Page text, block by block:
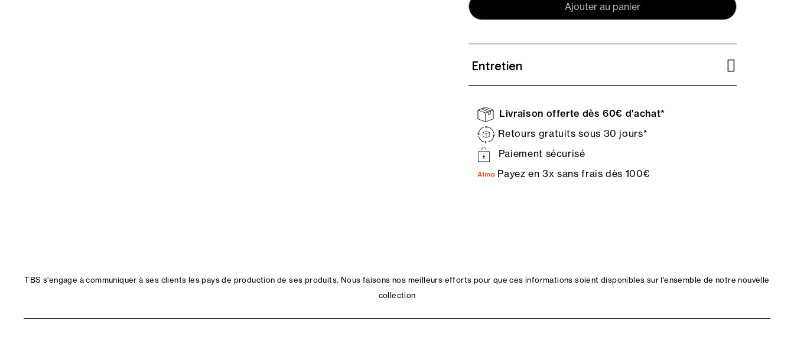
Ajouter au panier
Entretien
Livraison offerte dès 60€ d'achat*
Retours gratuits sous 30 jours*
Paiement sécurisé
Payez en 3x sans frais dès 100€
TBS s'engage à communiquer à ses clients les pays de production de ses produits. Nous faisons nos meilleurs efforts pour que ces informations soient disponibles sur l'ensemble de notre nouvelle
collection